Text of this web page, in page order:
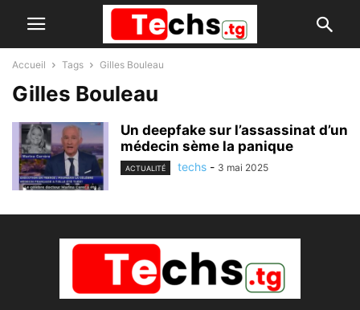
Accueil Tags Gilles Bouleau
Gilles Bouleau
Un deepfake sur l’assassinat d’un
médecin sème la panique
ACTUALITÉ techs - 3 mai 2025